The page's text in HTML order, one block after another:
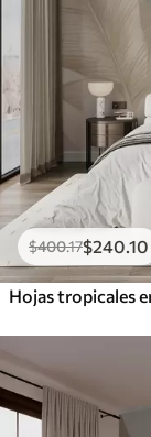
$400.17$240 .10